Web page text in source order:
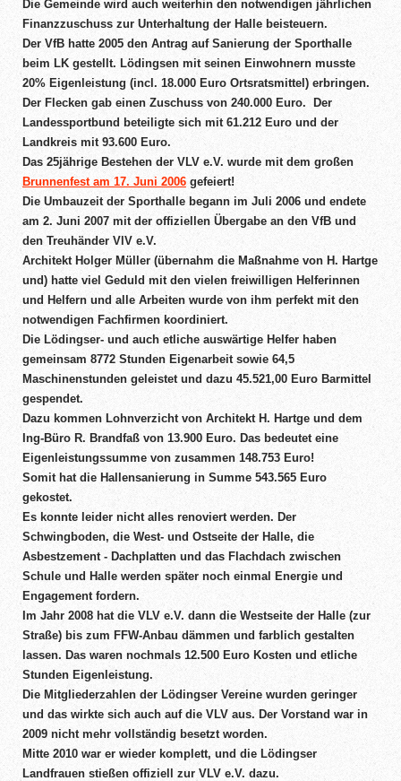
Die Gemeinde wird auch weiterhin den notwendigen jährlichen
Finanzzuschuss zur Unterhaltung der Halle beisteuern.
Der VfB hatte 2005 den Antrag auf Sanierung der Sporthalle
beim LK gestellt. Lödingsen mit seinen Einwohnern musste
20% Eigenleistung (incl. 18.000 Euro Ortsratsmittel) erbringen.
Der Flecken gab einen Zuschuss von 240.000 Euro. Der
Landessportbund beteiligte sich mit 61.212 Euro und der
Landkreis mit 93.600 Euro.
Das 25jährige Bestehen der VLV e.V. wurde mit dem großen
Brunnenfest am 17. Juni 2006gefeiert!
Die Umbauzeit der Sporthalle begann im Juli 2006 und endete
am 2. Juni 2007 mit der offiziellen Übergabe an den VfB und
den Treuhänder VlV e.V.
Architekt Holger Müller (übernahm die Maßnahme von H. Hartge
und) hatte viel Geduld mit den vielen freiwilligen Helferinnen
und Helfern und alle Arbeiten wurde von ihm perfekt mit den
notwendigen Fachfirmen koordiniert.
Die Lödingser- und auch etliche auswärtige Helfer haben
gemeinsam 8772 Stunden Eigenarbeit sowie 64,5
Maschinenstunden geleistet und dazu 45.521,00 Euro Barmittel
gespendet.
Dazu kommen Lohnverzicht von Architekt H. Hartge und dem
Ing-Büro R. Brandfaß von 13.900 Euro. Das bedeutet eine
Eigenleistungssumme von zusammen 148.753 Euro!
Somit hat die Hallensanierung in Summe 543.565 Euro
gekostet.
Es konnte leider nicht alles renoviert werden. Der
Schwingboden, die West- und Ostseite der Halle, die
Asbestzement - Dachplatten und das Flachdach zwischen
Schule und Halle werden später noch einmal Energie und
Engagement fordern.
Im Jahr 2008 hat die VLV e.V. dann die Westseite der Halle (zur
Straße) bis zum FFW-Anbau dämmen und farblich gestalten
lassen. Das waren nochmals 12.500 Euro Kosten und etliche
Stunden Eigenleistung.
Die Mitgliederzahlen der Lödingser Vereine wurden geringer
und das wirkte sich auch auf die VLV aus. Der Vorstand war in
2009 nicht mehr vollständig besetzt worden.
Mitte 2010 war er wieder komplett, und die Lödingser
Landfrauen stießen offiziell zur VLV e.V. dazu.